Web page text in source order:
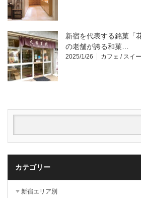
新宿を代表する銘菓「
の老舗が誇る和菓…
2025/1/26 カフェ / スイ
カテゴリー
新宿エリア別